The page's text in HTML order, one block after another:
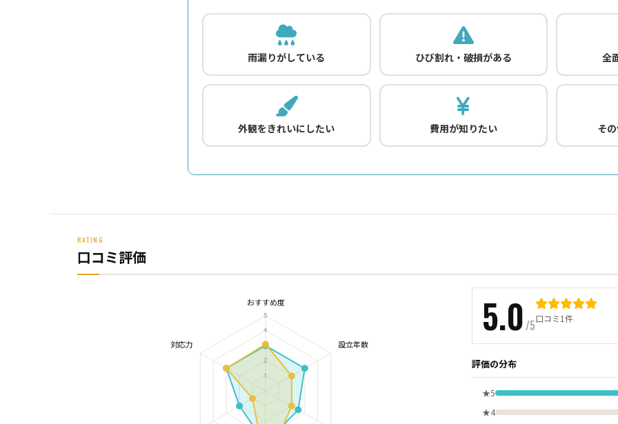
雨漏りがしている ひび割れ・破損がある 全
外観をきれいにしたい 費用が知りたい そ
RATING
口コミ評価
5.0 /5口コミ1件
評価の分布
★5
★4